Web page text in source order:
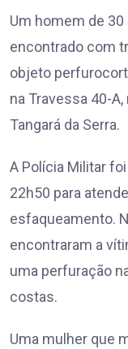
Um homem de
encontrado com
objeto
na Travessa 40-
Tangará da Serra.
A Polícia Militar
22h50 para
esfaqueamento.
encontraram a
uma perfuração
costas.
Uma mulher que